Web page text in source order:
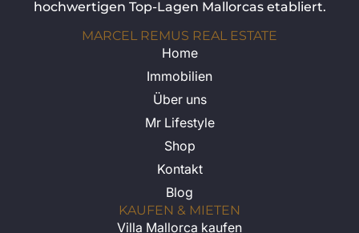
hochwertigen Top-Lagen Mallorcas etabliert.
MARCEL REMUS REAL ESTATE
Home
Immobilien
Über uns
Mr Lifestyle
Shop
Kontakt
Blog
KAUFEN & MIETEN
Villa Mallorca kaufen